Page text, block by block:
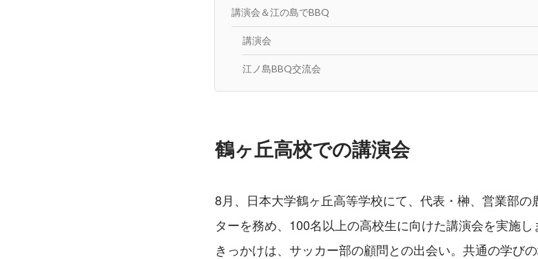
講演会＆江の島でBBQ
講演会
江ノ島BBQ交流会
鶴ヶ丘高校での講演会
8月、日本大学鶴ヶ丘高等学校にて、代表・榊、営業部
ターを務め、100名以上の高校生に向けた講演会を実施し
きっかけは、サッカー部の顧問との出会い。共通の学び